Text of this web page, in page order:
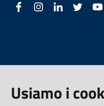
FacebookInstagramLinkedIn Twitter
Usiamo i